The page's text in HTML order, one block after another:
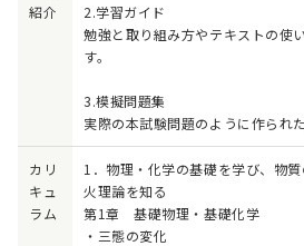
紹介
2.学習ガイド
勉強と取り組み方やテキストの使
す。
3.模擬問題集
実際の本試験問題のように作られ
カリ
キュ
ラム
1．物理・化学の基礎を学び、物
火理論を知る
第1章 基礎物理・基礎化学
・三態の変化